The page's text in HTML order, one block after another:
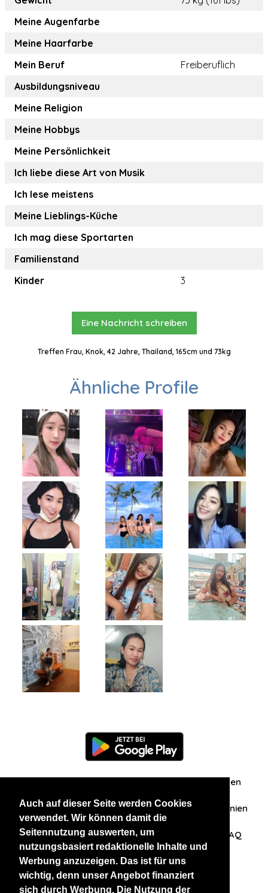
Auch auf dieser Seite werden Cookies
verwendet. Wir können damit die
Seitennutzung auswerten, um
nutzungsbasiert redaktionelle Inhalte und
Werbung anzuzeigen. Das ist für uns
wichtig, denn unser Angebot finanziert
sich durch Werbung. Die Nutzung der
Meine Augenfarbe
Meine Haarfarbe
Mein Beruf
Freiberuflich
Ausbildungsniveau
Meine Religion
Meine Hobbys
Meine Persönlichkeit
Ich liebe diese Art von Musik
Ich lese meistens
Meine Lieblings-Küche
Ich mag diese Sportarten
Familienstand
Kinder
3
Eine Nachricht schreiben
Treffen Frau, Knok, 42 Jahre, Thailand, 165cm und 73kg
Ähnliche Profile
Zuschriften/Erfahrungen
Datenschutzerklärung AGB Datenschutzrichtlinien
Nehmen Sie Kontakt mit uns auf FAQ
Unsere anderen Websites